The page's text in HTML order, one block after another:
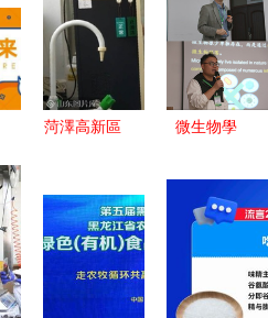
菏澤高新區
(chuàng)新
科技引領
(lǐng)，屢
獲專利與生
微生物學
與生物技術
(shù)推廣
共融 記研
討會暨編委